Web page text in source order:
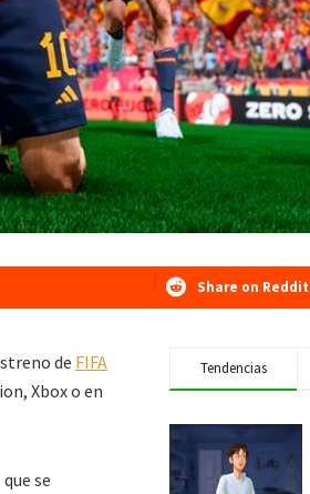
Share on Reddit
de FIFA
Xbox o en
se
Tendencias